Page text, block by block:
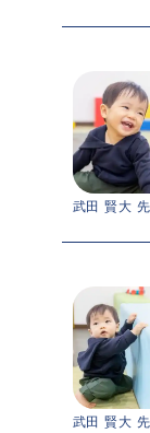
武田 賢大
武田 賢大